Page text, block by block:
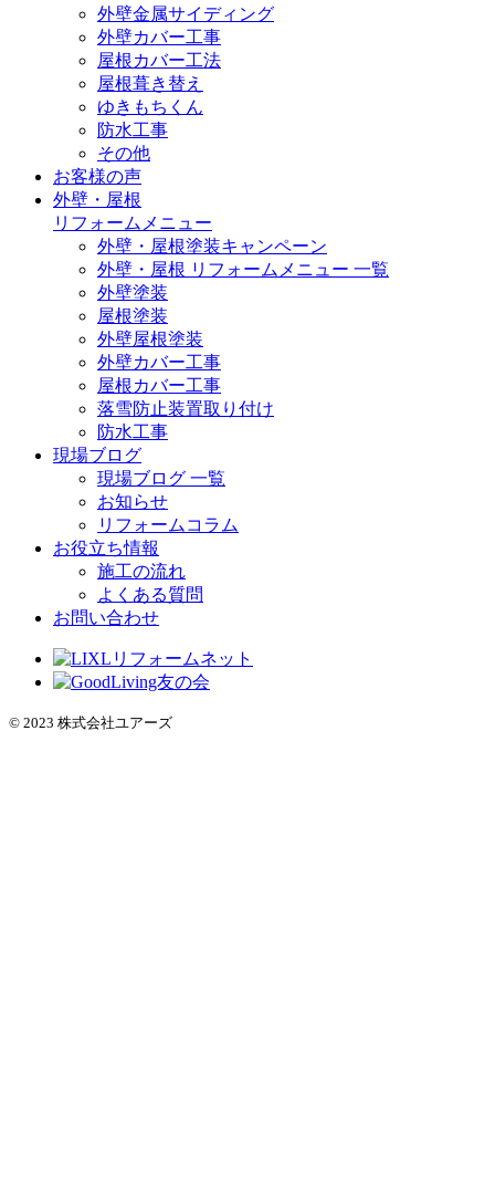
外壁金属サイディング
外壁カバー工事
屋根カバー工法
屋根葺き替え
ゆきもちくん
防水工事
その他
お客様の声
外壁・屋根
リフォームメニュー
外壁・屋根塗装キャンペーン
外壁・屋根 リフォームメニュー 一覧
外壁塗装
屋根塗装
外壁屋根塗装
外壁カバー工事
屋根カバー工事
落雪防止装置取り付け
防水工事
現場ブログ
現場ブログ 一覧
お知らせ
リフォームコラム
お役立ち情報
施工の流れ
よくある質問
お問い合わせ
© 2023 株式会社ユアーズ